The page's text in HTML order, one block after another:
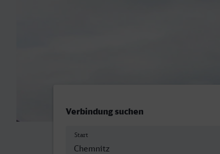
Verbindung suchen
Start